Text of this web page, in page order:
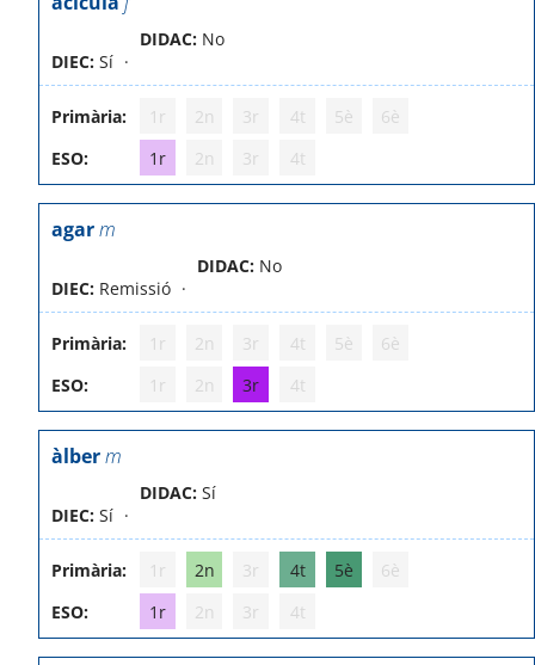
DIEC: Sí
DIDAC: No
Primària: 1r 2n 3r 4t 5è
6è
ESO:
1r 2n 3r 4t
agarm
DIEC: Remissió
DIDAC: No
Primària: 1r 2n 3r 4t 5è
6è
ESO:
1r 2n 3r 4t
àlberm
DIEC: Sí
DIDAC: Sí
Primària: 1r 2n 3r 4t 5è
6è
ESO:
1r 2n 3r 4t